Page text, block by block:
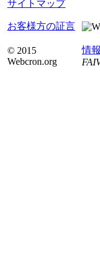
サイトマップ
お客様方の証言
© 2015
Webcron.org
情